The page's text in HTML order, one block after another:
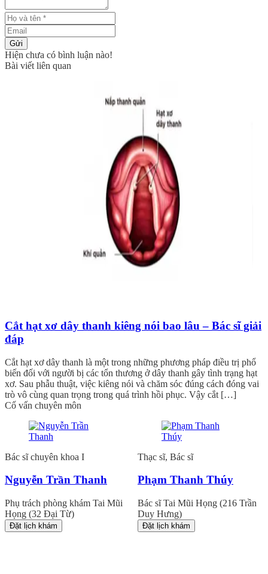
Gửi
Hiện chưa có bình luận nào!
Bài viết liên quan
Cắt hạt xơ dây thanh kiêng nói bao lâu – Bác sĩ giải
đáp
Cắt hạt xơ dây thanh là một trong những phương pháp điều trị phổ
biến đối với người bị các tổn thương ở dây thanh gây tình trạng hạt
xơ. Sau phẫu thuật, việc kiêng nói và chăm sóc đúng cách đóng vai
trò vô cùng quan trọng trong quá trình hồi phục. Vậy cắt […]
Cố vấn chuyên môn
Bác sĩ chuyên khoa I
Nguyễn Trần Thanh
Phụ trách phòng khám Tai Mũi
Họng (32 Đại Từ)
Đặt lịch khám
Thạc sĩ, Bác sĩ
Phạm Thanh Thúy
Bác sĩ Tai Mũi Họng (216 Trần
Duy Hưng)
Đặt lịch khám